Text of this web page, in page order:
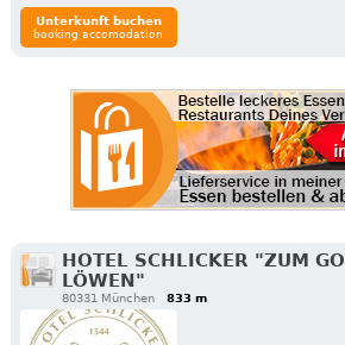
Unterkunft buchen
booking accomodation
HOTEL SCHLICKER "ZUM
LÖWEN"
80331 München 833 m